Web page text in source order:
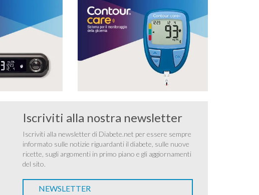
Iscriviti alla nostra newsletter
Iscriviti alla newsletter di Diabete.net per essere sempre
informato sulle notizie riguardanti il diabete, sulle nuove
ricette, sugli argomenti in primo piano e gli aggiornamenti
del sito.
NEWSLETTER